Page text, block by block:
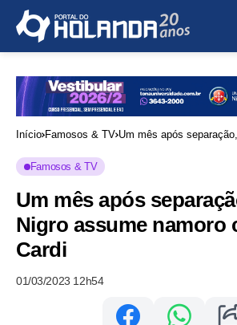
Início Famosos & TV Um mês após
Famosos & TV
Um mês após
Nigro assume namoro
Cardi
01/03/2023 12h54